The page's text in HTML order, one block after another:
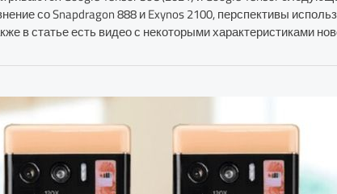
со Snapdragon 888 и Exynos 2100, перспективы
в статье есть видео с некоторыми характеристиками